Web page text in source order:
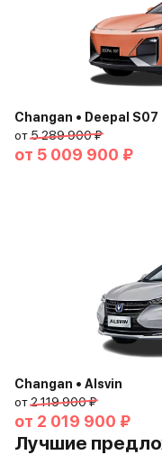
Changan • Deepal S07
от5 289 900 ₽
от 5 009 900 ₽
Changan • Alsvin
от2 119 900 ₽
от 2 019 900 ₽
Лучшие